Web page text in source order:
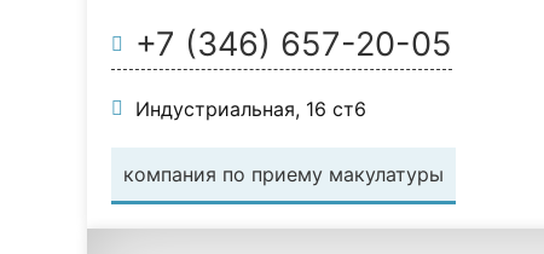
+7 (346) 657-20-05
Индустриальная, 16 ст6
компания по приему макулатуры